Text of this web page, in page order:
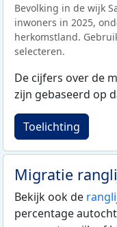
Bevolking in de wijk
inwoners in 2025,
herkomstland.
selecteren.
De cijfers over de
zijn gebaseerd op
Toelichting
Migratie
Bekijk ook de
percentage